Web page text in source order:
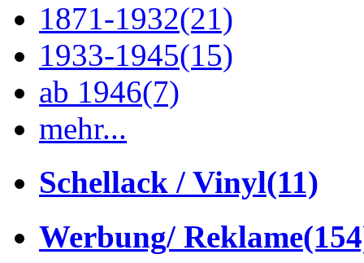
1871-1932(21)
1933-1945(15)
ab 1946(7)
mehr...
Schellack / Vinyl(11)
Werbung/ Reklame